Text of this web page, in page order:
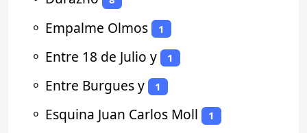
⚬ Empalme Olmos 1
⚬ Entre 18 de Julio y 1
⚬ Entre Burgues y 1
⚬ Esquina Juan Carlos Moll 1